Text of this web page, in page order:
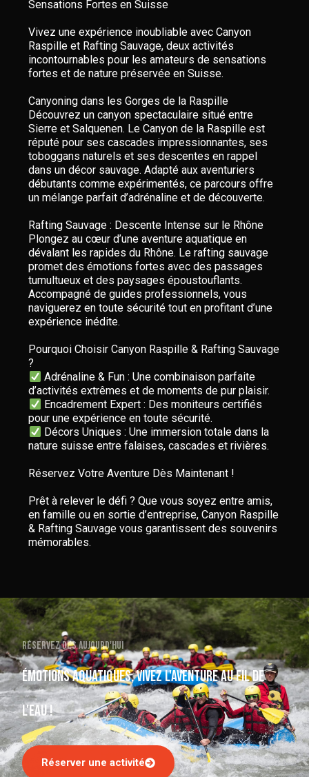
Sensations Fortes en Suisse
Vivez une expérience inoubliable avec Canyon
Raspille et Rafting Sauvage, deux activités
incontournables pour les amateurs de sensations
fortes et de nature préservée en Suisse.
Canyoning dans les Gorges de la Raspille
Découvrez un canyon spectaculaire situé entre
Sierre et Salquenen. Le Canyon de la Raspille est
réputé pour ses cascades impressionnantes, ses
toboggans naturels et ses descentes en rappel
dans un décor sauvage. Adapté aux aventuriers
débutants comme expérimentés, ce parcours offre
un mélange parfait d’adrénaline et de découverte.
Rafting Sauvage : Descente Intense sur le Rhône
Plongez au cœur d’une aventure aquatique en
dévalant les rapides du Rhône. Le rafting sauvage
promet des émotions fortes avec des passages
tumultueux et des paysages époustouflants.
Accompagné de guides professionnels, vous
naviguerez en toute sécurité tout en profitant d’une
expérience inédite.
Pourquoi Choisir Canyon Raspille & Rafting Sauvage
Adrénaline & Fun : Une combinaison parfaite
Encadrement Expert : Des moniteurs certifiés
Décors Uniques : Une immersion totale dans la
nature suisse entre falaises, cascades et rivières.
Réservez Votre Aventure Dès Maintenant !
Prêt à relever le défi ? Que vous soyez entre amis,
en famille ou en sortie d’entreprise, Canyon Raspille
& Rafting Sauvage vous garantissent des souvenirs
mémorables.
Réservez dès aujourd'hui
Émotions aquatiques, vivez l'aventure au fil de
l'eau !
Réserver une activité